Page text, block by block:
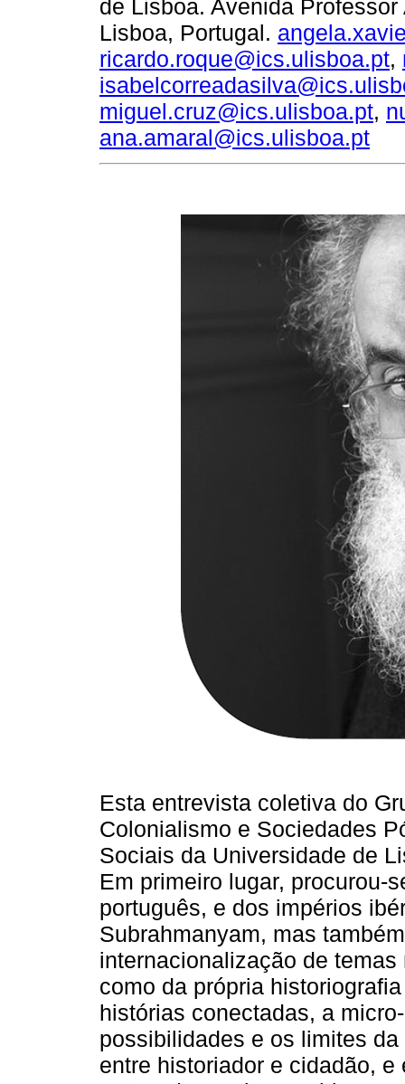
de Lisboa. Avenida
Lisboa, Portugal.
ricardo.roque@ics.ulisboa.pt,
miguel.cruz@ics.ulisboa.pt,
ana.amaral@ics.ulisboa.pt
Esta entrevista coletiva do
Colonialismo e Sociedades
Sociais da Universidade de
Em primeiro lugar, procurou-
português, e dos impérios
Subrahmanyam, mas
internacionalização de
como da própria
histórias conectadas, a
possibilidades e os limites
entre historiador e cidadão,